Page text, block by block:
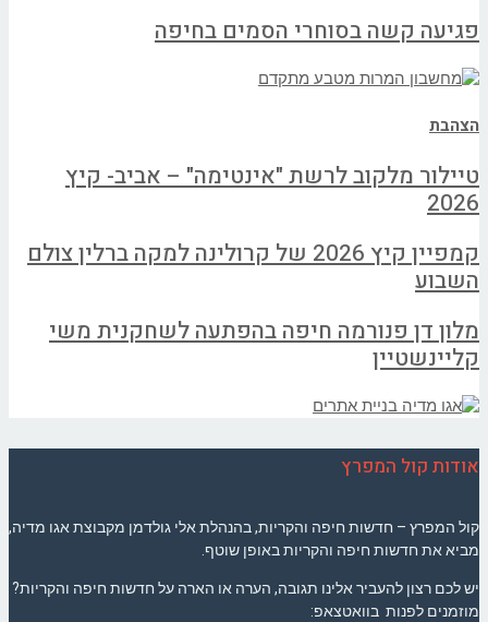
פגיעה קשה בסוחרי הסמים בחיפה
הצהבת
טיילור מלקוב לרשת "אינטימה" – אביב- קיץ
2026
קמפיין קיץ 2026 של קרולינה למקה ברלין צולם
השבוע
מלון דן פנורמה חיפה בהפתעה לשחקנית משי
קליינשטיין
אודות קול המפרץ
קול המפרץ – חדשות חיפה והקריות, בהנהלת אלי גולדמן מקבוצת אגו מדיה,
מביא את חדשות חיפה והקריות באופן שוטף.
יש לכם רצון להעביר אלינו תגובה, הערה או הארה על חדשות חיפה והקריות?
מוזמנים לפנות בוואטצאפ: